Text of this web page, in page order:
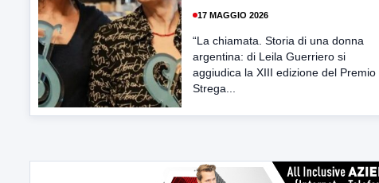
17 MAGGIO 2026
“La chiamata. Storia di una donna
argentina: di Leila Guerriero si
aggiudica la XIII edizione del Premio
Strega...